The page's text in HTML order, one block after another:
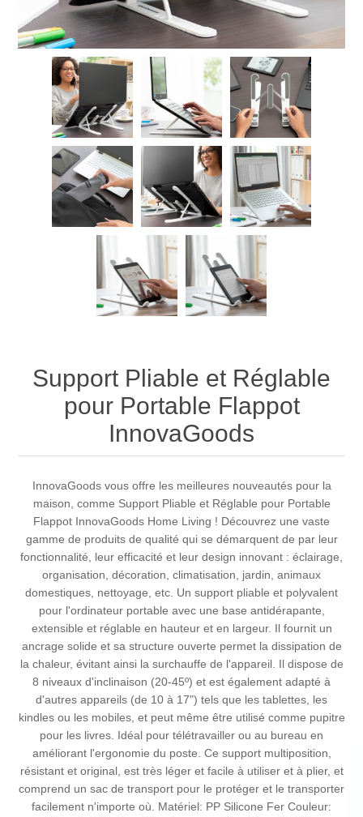
Support Pliable et Réglable
pour Portable Flappot
InnovaGoods
InnovaGoods vous offre les meilleures nouveautés pour la
maison, comme Support Pliable et Réglable pour Portable
Flappot InnovaGoods Home Living ! Découvrez une vaste
gamme de produits de qualité qui se démarquent de par leur
fonctionnalité, leur efficacité et leur design innovant : éclairage,
organisation, décoration, climatisation, jardin, animaux
domestiques, nettoyage, etc. Un support pliable et polyvalent
pour l'ordinateur portable avec une base antidérapante,
extensible et réglable en hauteur et en largeur. Il fournit un
ancrage solide et sa structure ouverte permet la dissipation de
la chaleur, évitant ainsi la surchauffe de l'appareil. Il dispose de
8 niveaux d'inclinaison (20-45º) et est également adapté à
d'autres appareils (de 10 à 17") tels que les tablettes, les
kindles ou les mobiles, et peut même être utilisé comme pupitre
pour les livres. Idéal pour télétravailler ou au bureau en
améliorant l'ergonomie du poste. Ce support multiposition,
résistant et original, est très léger et facile à utiliser et à plier, et
comprend un sac de transport pour le protéger et le transporter
facilement n'importe où. Matériel: PP Silicone Fer Couleur: